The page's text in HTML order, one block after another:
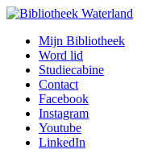
Mijn Bibliotheek
Word lid
Studiecabine
Contact
Facebook
Instagram
Youtube
LinkedIn